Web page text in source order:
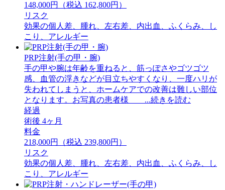
148,000円（税込 162,800円）
リスク
効果の個人差、腫れ、左右差、内出血、ふくらみ、し
こり、アレルギー
PRP注射(手の甲・腕)
手の甲や腕は年齢を重ねると、筋っぽさやゴツゴツ
感、血管の浮きなどが目立ちやすくなり、一度ハリが
失われてしまうと、ホームケアでの改善は難しい部位
となります。お写真の患者様 ...続きを読む
経過
術後 4ヶ月
料金
218,000円（税込 239,800円）
リスク
効果の個人差、腫れ、左右差、内出血、ふくらみ、し
こり、アレルギー